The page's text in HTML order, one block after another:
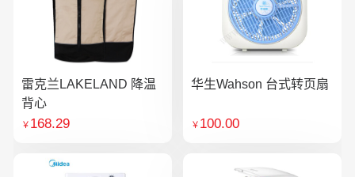
雷克兰LAKELAND 降温
背心
￥ 168.29
华生Wahson 台式转页扇
￥ 100.00